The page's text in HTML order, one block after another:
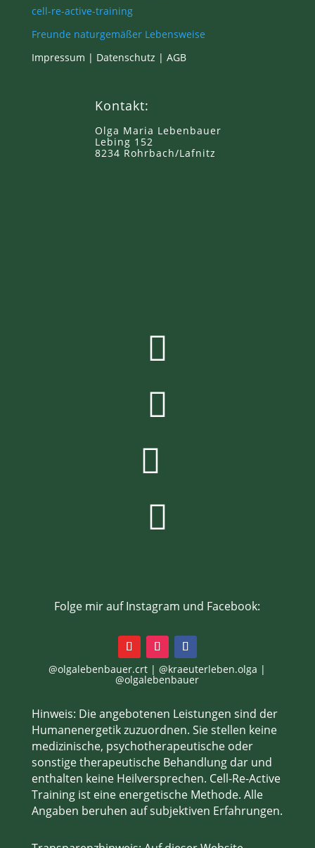
cell-re-active-training
Freunde naturgemäßer Lebensweise
Impressum | Datenschutz | AGB
Kontakt:
Olga Maria Lebenbauer
Lebing 152
8234 Rohrbach/Lafnitz




Folge mir auf Instagram und Facebook:
@olgalebenbauer.crt | @kraeuterleben.olga |
@olgalebenbauer
Hinweis: Die angebotenen Leistungen sind der
Humanenergetik zuzuordnen. Sie stellen keine
medizinische, psychotherapeutische oder
sonstige therapeutische Behandlungdar und
enthalten keine Heilversprechen. Cell-Re-Active
Training ist eine energetische Methode. Alle
Angaben beruhen auf subjektiven Erfahrungen.